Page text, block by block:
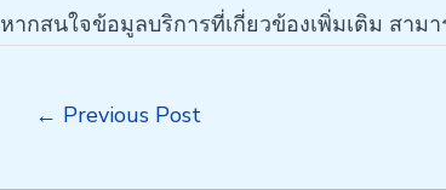
หากสนใจข้อมูลบริการที่เกี่ยวข้องเพิ่มเติม สาม
← Previous Post